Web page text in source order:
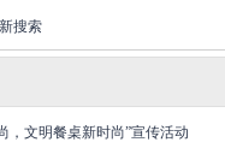
搜索
，文明餐桌新时尚”宣传活动